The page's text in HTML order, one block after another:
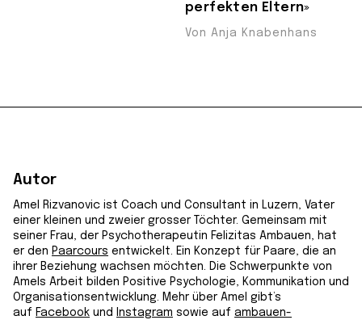
perfekten Eltern»
Von Anja Knabenhans
Autor
Amel Rizvanovic ist Coach und Consultant in Luzern, Vater
einer kleinen und zweier grosser Töchter. Gemeinsam mit
seiner Frau, der Psychotherapeutin Felizitas Ambauen, hat
er den Paarcours entwickelt. Ein Konzept für Paare, die an
ihrer Beziehung wachsen möchten. Die Schwerpunkte von
Amels Arbeit bilden Positive Psychologie, Kommunikation und
Organisationsentwicklung. Mehr über Amel gibt’s
auf Facebook und Instagram sowie auf ambauen-